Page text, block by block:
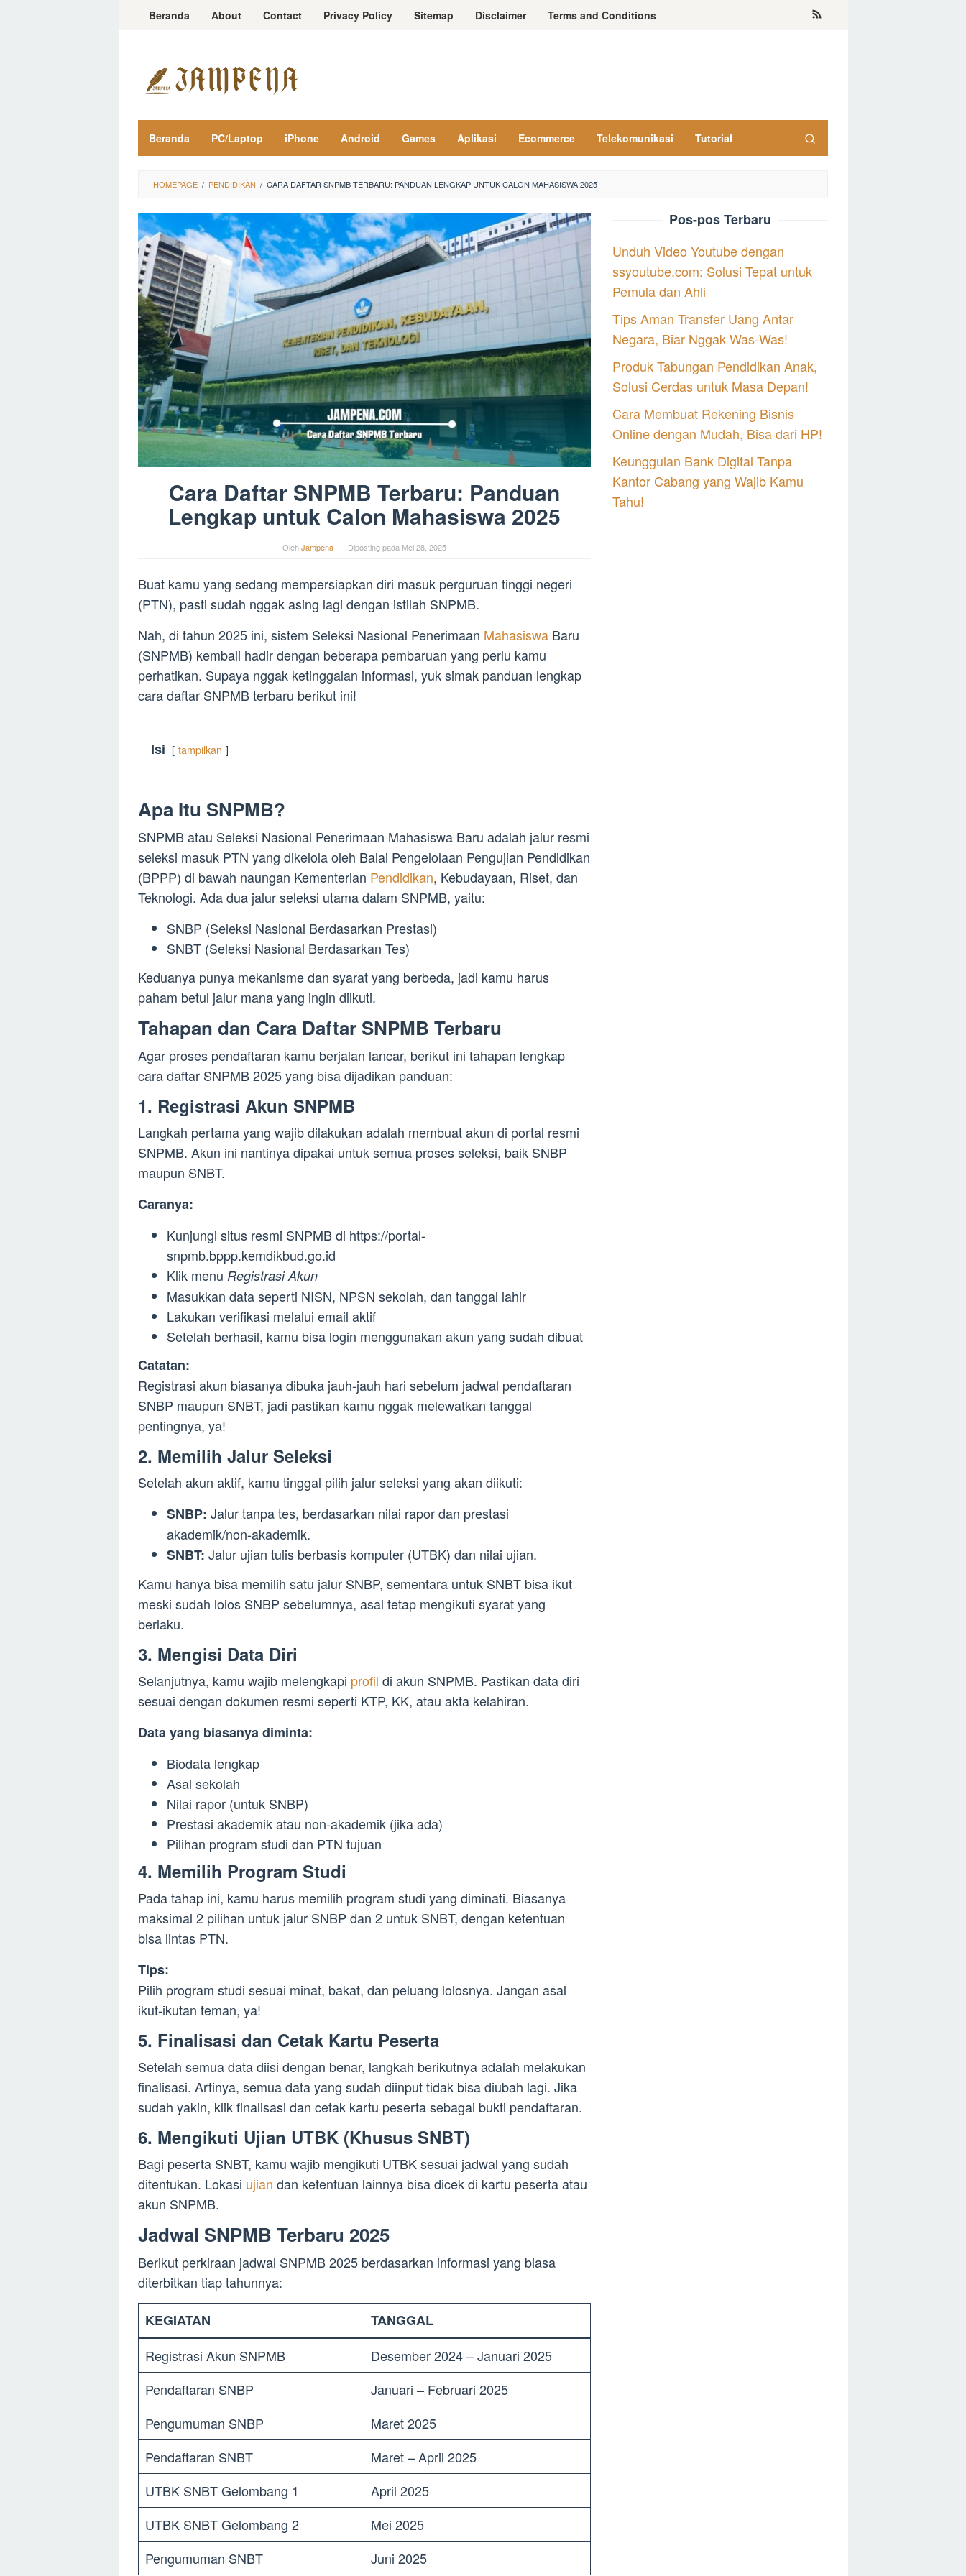
LoncatBeranda About Contact Privacy Policy Sitemap Disclaimer Terms and Conditions
Beranda PC/Laptop iPhone Android Games Aplikasi Ecommerce Telekomunikasi Tutorial
HOMEPAGE / PENDIDIKAN / CARA DAFTAR SNPMB TERBARU: PANDUAN LENGKAP UNTUK CALON MAHASISWA 2025
Cara Daftar SNPMB Terbaru: Panduan
Lengkap untuk Calon Mahasiswa 2025
OlehJampena Diposting pada Mei 28, 2025
Buat kamu yang sedang mempersiapkan diri masuk perguruan tinggi negeri
(PTN), pasti sudah nggak asing lagi dengan istilah SNPMB.
Nah, di tahun 2025 ini, sistem Seleksi Nasional Penerimaan Mahasiswa Baru
(SNPMB) kembali hadir dengan beberapa pembaruan yang perlu kamu
perhatikan. Supaya nggak ketinggalan informasi, yuk simak panduan lengkap
cara daftar SNPMB terbaru berikut ini!
Isi tampilkan
Apa Itu SNPMB?
SNPMB atau Seleksi Nasional Penerimaan Mahasiswa Baru adalah jalur resmi
seleksi masuk PTN yang dikelola oleh Balai Pengelolaan Pengujian Pendidikan
(BPPP) di bawah naungan Kementerian Pendidikan, Kebudayaan, Riset, dan
Teknologi. Ada dua jalur seleksi utama dalam SNPMB, yaitu:
SNBP (Seleksi Nasional Berdasarkan Prestasi)
SNBT (Seleksi Nasional Berdasarkan Tes)
Keduanya punya mekanisme dan syarat yang berbeda, jadi kamu harus
paham betul jalur mana yang ingin diikuti.
Tahapan dan Cara Daftar SNPMB Terbaru
Agar proses pendaftaran kamu berjalan lancar, berikut ini tahapan lengkap
cara daftar SNPMB 2025 yang bisa dijadikan panduan:
1. Registrasi Akun SNPMB
Langkah pertama yang wajib dilakukan adalah membuat akun di portal resmi
SNPMB. Akun ini nantinya dipakai untuk semua proses seleksi, baik SNBP
maupun SNBT.
Caranya:
Kunjungi situs resmi SNPMB di https://portal-
snpmb.bppp.kemdikbud.go.id
Klik menu Registrasi Akun
Masukkan data seperti NISN, NPSN sekolah, dan tanggal lahir
Lakukan verifikasi melalui email aktif
Setelah berhasil, kamu bisa login menggunakan akun yang sudah dibuat
Catatan:
Registrasi akun biasanya dibuka jauh-jauh hari sebelum jadwal pendaftaran
SNBP maupun SNBT, jadi pastikan kamu nggak melewatkan tanggal
pentingnya, ya!
2. Memilih Jalur Seleksi
Setelah akun aktif, kamu tinggal pilih jalur seleksi yang akan diikuti:
SNBP: Jalur tanpa tes, berdasarkan nilai rapor dan prestasi
akademik/non-akademik.
SNBT: Jalur ujian tulis berbasis komputer (UTBK) dan nilai ujian.
Kamu hanya bisa memilih satu jalur SNBP, sementara untuk SNBT bisa ikut
meski sudah lolos SNBP sebelumnya, asal tetap mengikuti syarat yang
berlaku.
3. Mengisi Data Diri
Selanjutnya, kamu wajib melengkapi profil di akun SNPMB. Pastikan data diri
sesuai dengan dokumen resmi seperti KTP, KK, atau akta kelahiran.
Data yang biasanya diminta:
Biodata lengkap
Asal sekolah
Nilai rapor (untuk SNBP)
Prestasi akademik atau non-akademik (jika ada)
Pilihan program studi dan PTN tujuan
4. Memilih Program Studi
Pada tahap ini, kamu harus memilih program studi yang diminati. Biasanya
maksimal 2 pilihan untuk jalur SNBP dan 2 untuk SNBT, dengan ketentuan
bisa lintas PTN.
Tips:
Pilih program studi sesuai minat, bakat, dan peluang lolosnya. Jangan asal
ikut-ikutan teman, ya!
5. Finalisasi dan Cetak Kartu Peserta
Setelah semua data diisi dengan benar, langkah berikutnya adalah melakukan
finalisasi. Artinya, semua data yang sudah diinput tidak bisa diubah lagi. Jika
sudah yakin, klik finalisasi dan cetak kartu peserta sebagai bukti pendaftaran.
6. Mengikuti Ujian UTBK (Khusus SNBT)
Bagi peserta SNBT, kamu wajib mengikuti UTBK sesuai jadwal yang sudah
ditentukan. Lokasi ujian dan ketentuan lainnya bisa dicek di kartu peserta atau
akun SNPMB.
Jadwal SNPMB Terbaru 2025
Berikut perkiraan jadwal SNPMB 2025 berdasarkan informasi yang biasa
diterbitkan tiap tahunnya:
KEGIATAN
TANGGAL
Registrasi Akun SNPMB
Desember 2024 – Januari 2025
Pendaftaran SNBP
Januari – Februari 2025
Pengumuman SNBP
Maret 2025
Pendaftaran SNBT
Maret – April 2025
UTBK SNBT Gelombang 1
April 2025
UTBK SNBT Gelombang 2
Mei 2025
Pengumuman SNBT
Juni 2025
Pos-pos Terbaru
Unduh Video Youtube dengan
ssyoutube.com: Solusi Tepat untuk
Pemula dan Ahli
Tips Aman Transfer Uang Antar
Negara, Biar Nggak Was-Was!
Produk Tabungan Pendidikan Anak,
Solusi Cerdas untuk Masa Depan!
Cara Membuat Rekening Bisnis
Online dengan Mudah, Bisa dari HP!
Keunggulan Bank Digital Tanpa
Kantor Cabang yang Wajib Kamu
Tahu!